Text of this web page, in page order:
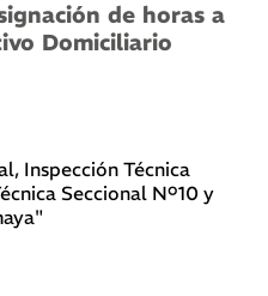
de horas a
Domiciliario
Inspección Técnica
Seccional Nº10 y